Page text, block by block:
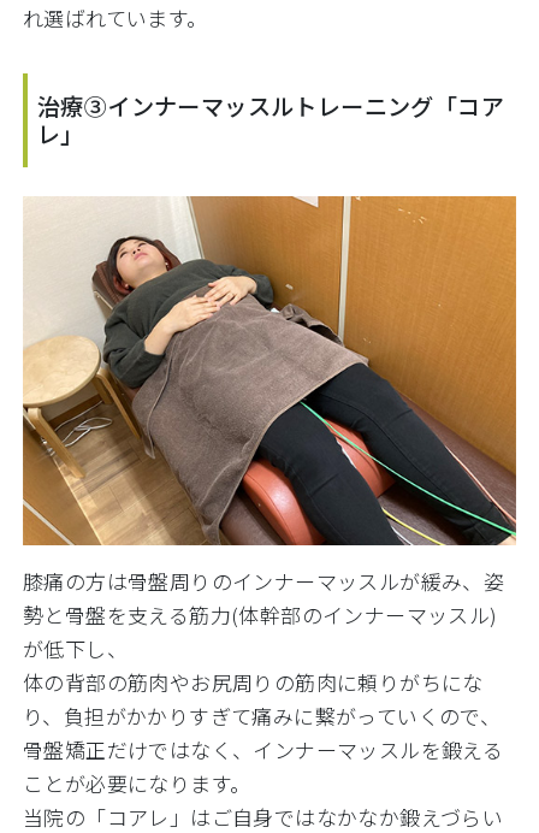
れ選ばれています。
治療③インナーマッスルトレーニング「コア
レ」
膝痛の方は骨盤周りのインナーマッスルが緩み、姿
勢と骨盤を支える筋力(体幹部のインナーマッスル)
が低下し、
体の背部の筋肉やお尻周りの筋肉に頼りがちにな
り、負担がかかりすぎて痛みに繋がっていくので、
骨盤矯正だけではなく、インナーマッスルを鍛える
ことが必要になります。
当院の「コアレ」はご自身ではなかなか鍛えづらい